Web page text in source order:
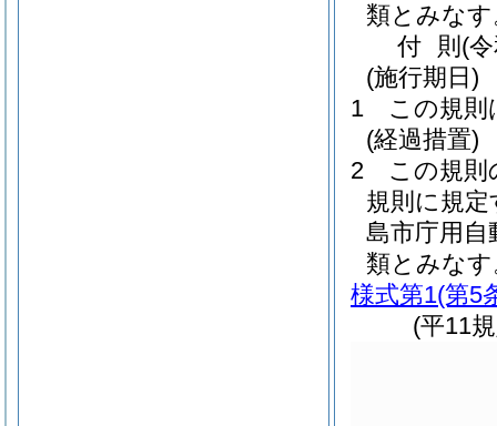
類とみなす
付 則 (
(施行期日)
1
この規則
(経過措置)
2
この規則
規則に規
島市庁用
類とみなす
様式第1(第5
(平11